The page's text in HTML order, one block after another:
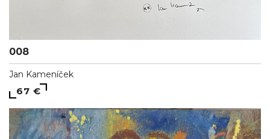
008
Jan Kameníček
67 €